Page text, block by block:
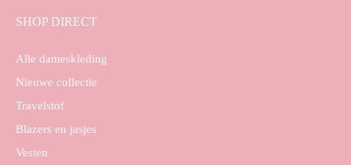
SHOP DIRECT
Alle dameskleding
Nieuwe collectie
Travelstof
Blazers en jasjes
Vesten